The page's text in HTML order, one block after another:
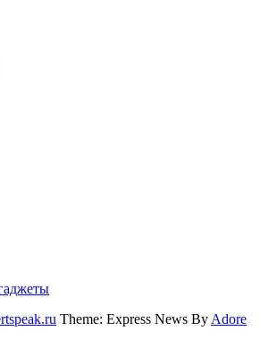
Theme: Express News By Adore